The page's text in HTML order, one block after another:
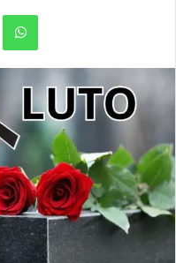
WhatsApp